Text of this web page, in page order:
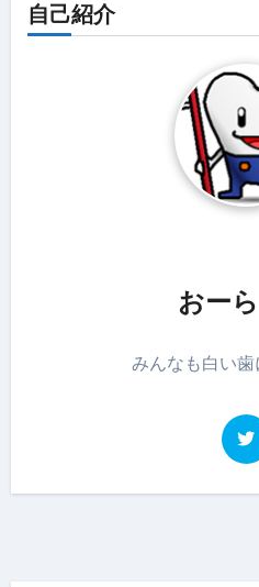
自己紹介
おー
みんなも白い歯